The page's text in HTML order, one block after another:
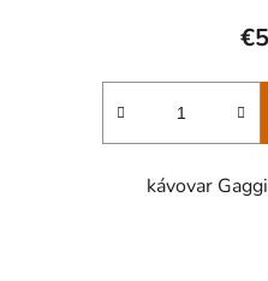
kávovar